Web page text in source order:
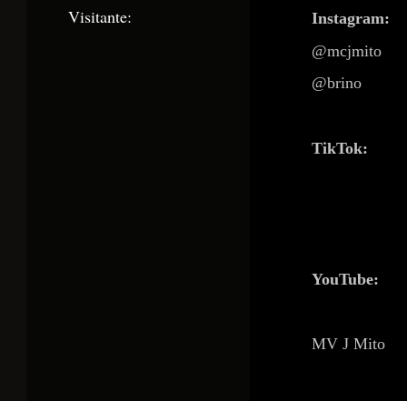
Instagram:
@mcjmito
@brino
TikTok:
YouTube:
MV J Mito
Visitante: